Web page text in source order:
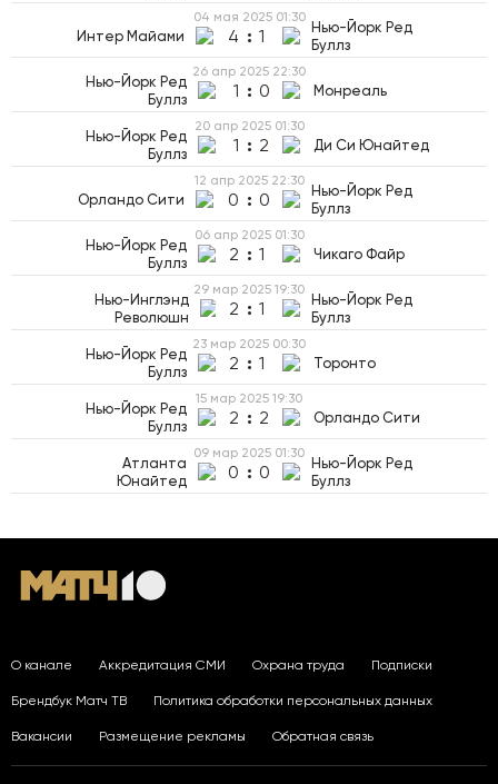
04 мая 2025 01:30
Интер Майами 4 : 1
Нью-Йорк Ред
Буллз
26 апр 2025 22:30
Нью-Йорк Ред
Буллз
1 : 0 Монреаль
20 апр 2025 01:30
Нью-Йорк Ред
Буллз
1 : 2 Ди Си Юнайтед
12 апр 2025 22:30
Орландо Сити 0 : 0
Нью-Йорк Ред
Буллз
06 апр 2025 01:30
Нью-Йорк Ред
Буллз
2 : 1 Чикаго Файр
29 мар 2025 19:30
Нью-Инглэнд
Революшн
2 : 1
Нью-Йорк Ред
Буллз
23 мар 2025 00:30
Нью-Йорк Ред
Буллз
2 : 1 Торонто
15 мар 2025 19:30
Нью-Йорк Ред
Буллз
2 : 2 Орландо Сити
09 мар 2025 01:30
Атланта
Юнайтед
0 : 0
Нью-Йорк Ред
Буллз
О канале Аккредитация СМИ Охрана труда Подписки
Брендбук Матч ТВ Политика обработки персональных данных
Вакансии Размещение рекламы Обратная связь